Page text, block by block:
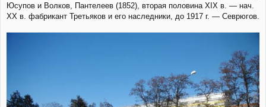
Юсупов и Волков, Пантелеев (1852), вторая половина XIX в. — нач.
XX в. фабрикант Третьяков и его наследники, до 1917 г. — Севрюгов.